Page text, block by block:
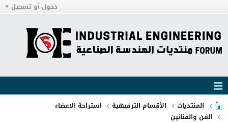
دخول أو تسجيل
المنتديات الأقسام الترفيهية
استراحة الاعضاء
الفن والفنانين